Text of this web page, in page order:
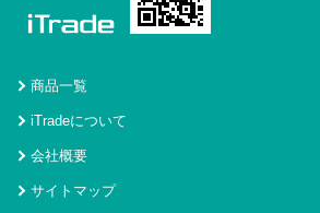
商品一覧
iTradeについて
会社概要
サイトマップ